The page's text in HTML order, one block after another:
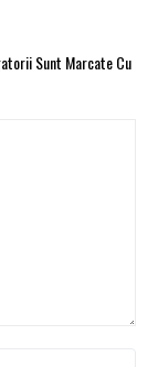
Sunt Marcate Cu